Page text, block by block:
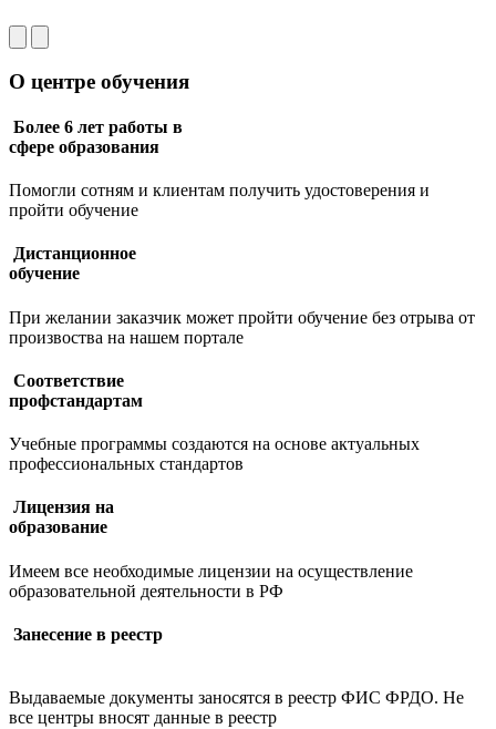
О центре обучения
Более 6 лет работы в
сфере образования
Помогли сотням и клиентам получить удостоверения и
пройти обучение
Дистанционное
обучение
При желании заказчик может пройти обучение без отрыва от
произвоства на нашем портале
Соответствие
профстандартам
Учебные программы создаются на основе актуальных
профессиональных стандартов
Лицензия на
образование
Имеем все необходимые лицензии на осуществление
образовательной деятельности в РФ
Занесение в реестр
Выдаваемые документы заносятся в реестр ФИС ФРДО. Не
все центры вносят данные в реестр